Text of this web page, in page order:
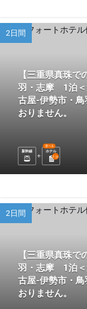
2日間
【三重県真珠
羽・志摩 1泊
古屋-伊勢市・
おりません。
新幹線 ホテル
選べる
1 泊
2日間
【三重県真珠
羽・志摩 1泊
古屋-伊勢市・
おりません。